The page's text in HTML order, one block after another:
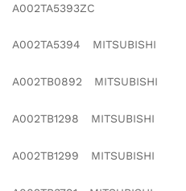
A002TA5393ZC
A002TA5394 MITSUBISHI
A002TB0892 MITSUBISHI
A002TB1298 MITSUBISHI
A002TB1299 MITSUBISHI